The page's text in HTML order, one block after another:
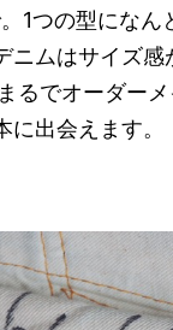
1つの型になん
ニムはサイズ感
るでオーダー
出会えます。